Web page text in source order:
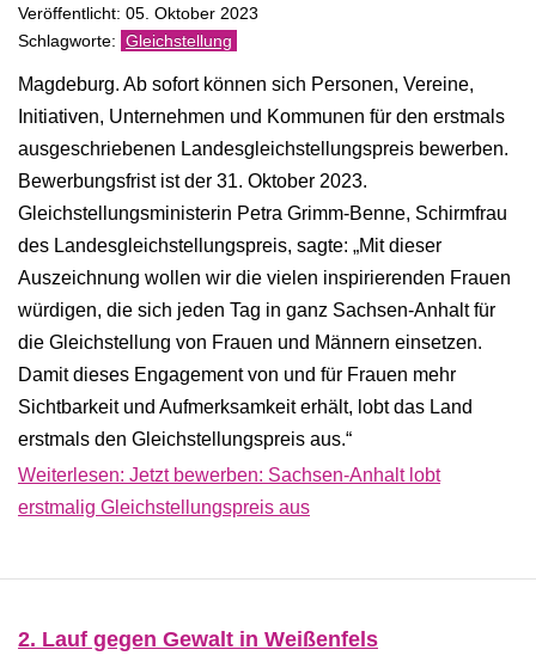
Veröffentlicht: 05. Oktober 2023
Gleichstellung
Magdeburg. Ab sofort können sich Personen, Vereine,
Initiativen, Unternehmen und Kommunen für den erstmals
ausgeschriebenen Landesgleichstellungspreis bewerben.
Bewerbungsfrist ist der 31. Oktober 2023.
Gleichstellungsministerin Petra Grimm-Benne, Schirmfrau
des Landesgleichstellungspreis, sagte: „Mit dieser
Auszeichnung wollen wir die vielen inspirierenden Frauen
würdigen, die sich jeden Tag in ganz Sachsen-Anhalt für
die Gleichstellung von Frauen und Männern einsetzen.
Damit dieses Engagement von und für Frauen mehr
Sichtbarkeit und Aufmerksamkeit erhält, lobt das Land
erstmals den Gleichstellungspreis aus.“
Weiterlesen: Jetzt bewerben: Sachsen-Anhalt lobt
erstmalig Gleichstellungspreis aus
2. Lauf gegen Gewalt in Weißenfels